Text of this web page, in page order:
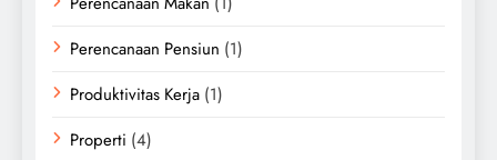
Perencanaan Pensiun (1)
Produktivitas Kerja (1)
Properti (4)